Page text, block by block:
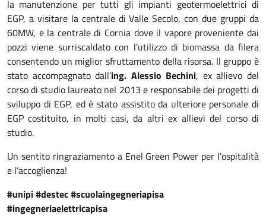
la manutenzione per tutti gli impianti geotermoelettrici di
EGP, a visitare la centrale di Valle Secolo, con due gruppi da
60MW, e la centrale di Cornia dove il vapore proveniente dai
pozzi viene surriscaldato con l’utilizzo di biomassa da filera
consentendo un miglior sfruttamento della risorsa. Il gruppo è
stato accompagnato dall’ing. Alessio Bechini, ex allievo del
corso di studio laureato nel 2013 e responsabile dei progetti di
sviluppo di EGP, ed è stato assistito da ulteriore personale di
EGP costituito, in molti casi, da altri ex allievi del corso di
studio.
Un sentito ringraziamento a Enel Green Power per l’ospitalità
e l’accoglienza!
#unipi #destec #scuolaingegneriapisa
#ingegneriaelettricapisa